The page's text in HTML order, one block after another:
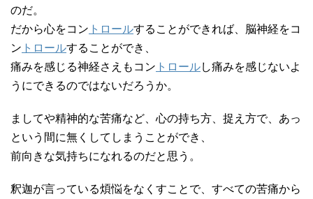
のだ。
だから心をコン トロールすることができれば、脳神経をコ
ン トロールすることができ、
痛みを感じる神経さえもコン トロールし痛みを感じないよ
うにできるのではないだろうか。
ましてや精神的な苦痛など、心の持ち方、捉え方で、あっ
という間に無くしてしまうことができ、
前向きな気持ちになれるのだと思う。
釈迦が言っている煩悩をなくすことで、すべての苦痛から